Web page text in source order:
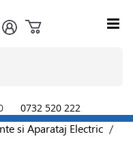
0732 520 222
si Aparataj Electric /